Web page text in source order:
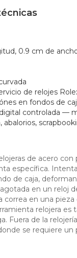
0.9 cm de
de relojes
en fondos de
controlada —
abalorios,
de acero
específica.
de caja,
en un reloj
correa en una
relojera
Fuera de la
se requiere un